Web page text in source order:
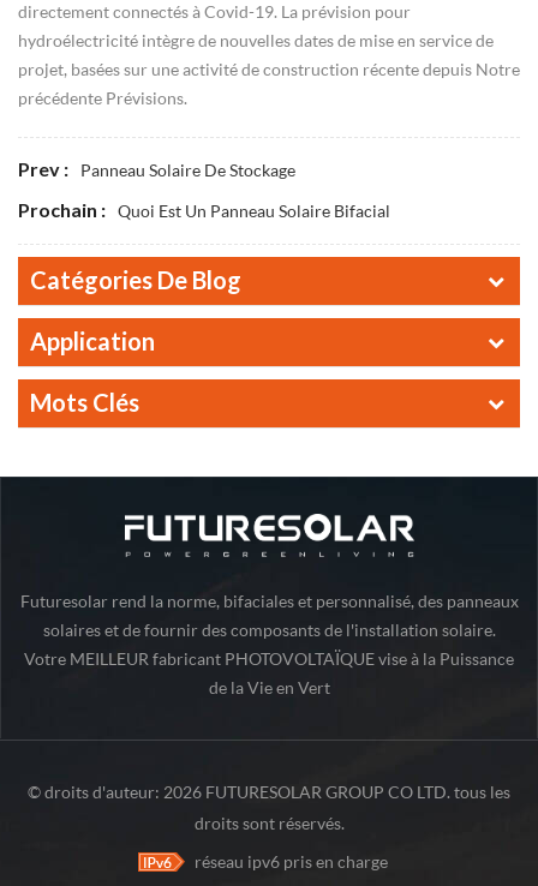
directement connectés à Covid-19. La prévision pour
hydroélectricité intègre de nouvelles dates de mise en service de
projet, basées sur une activité de construction récente depuis Notre
précédente Prévisions.
Prev : Panneau Solaire De Stockage
Prochain : Quoi Est Un Panneau Solaire Bifacial
Catégories De Blog
Application
Mots Clés
Futuresolar rend la norme, bifaciales et personnalisé, des panneaux
solaires et de fournir des composants de l'installation solaire.
Votre MEILLEUR fabricant PHOTOVOLTAÏQUE vise à la Puissance
de la Vie en Vert
© droits d'auteur: 2026 FUTURESOLAR GROUP CO LTD. tous les
droits sont réservés.
réseau ipv6 pris en charge